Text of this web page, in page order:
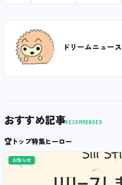
ドリームニュース
おすすめ記事RECOMMENDED
🏆トップ特集ヒーロー
お知らせ